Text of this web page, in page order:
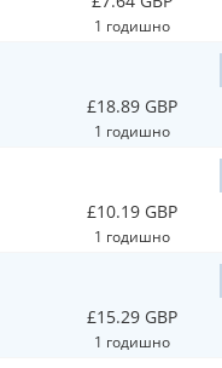
1 годишно
£18.89 GBP
1 годишно
£10.19 GBP
1 годишно
£15.29 GBP
1 годишно